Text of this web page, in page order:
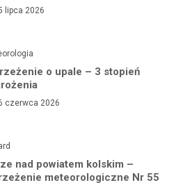
lipca 2026
o upale – 3 stopień
czerwca 2026
nad powiatem kolskim –
meteorologiczne Nr 55